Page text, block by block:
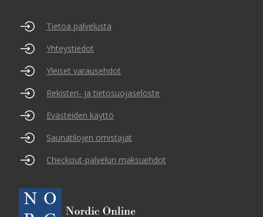
Tietoa palvelusta
Yhteystiedot
Yleiset varausehdot
Rekisteri- ja tietosuojaseloste
Evästeiden käyttö
Saunatilojen omistajat
Checkout-palvelun maksuehdot